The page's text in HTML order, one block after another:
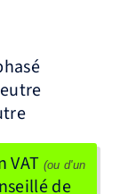
VAT (ou d'un
de